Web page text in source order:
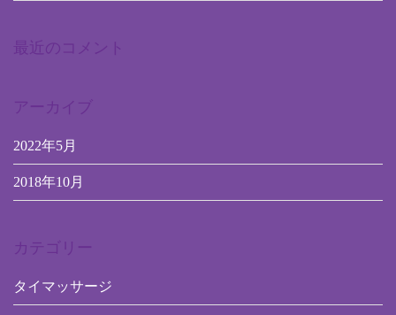
最近のコメント
アーカイブ
2022年5月
2018年10月
カテゴリー
タイマッサージ